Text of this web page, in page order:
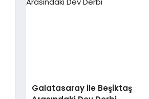
Galatasaray ile Beşiktaş